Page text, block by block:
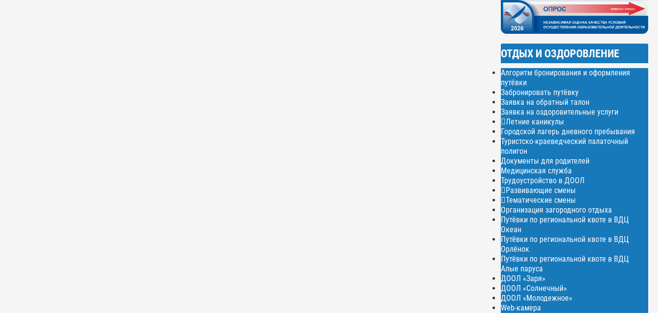
ОТДЫХ И ОЗДОРОВЛЕНИЕ
Алгоритм бронирования и оформления
путёвки
Забронировать путёвку
Заявка на обратный талон
Заявка на оздоровительные услуги
Летние каникулы
Городской лагерь дневного пребывания
Туристско-краеведческий палаточный
полигон
Документы для родителей
Медицинская служба
Трудоустройство в ДООЛ
Развивающие смены
Тематические смены
Организация загородного отдыха
Путёвки по региональной квоте в ВДЦ
Океан
Путёвки по региональной квоте в ВДЦ
Орлёнок
Путёвки по региональной квоте в ВДЦ
Алые паруса
ДООЛ «Заря»
ДООЛ «Солнечный»
ДООЛ «Молодежное»
Web-камера